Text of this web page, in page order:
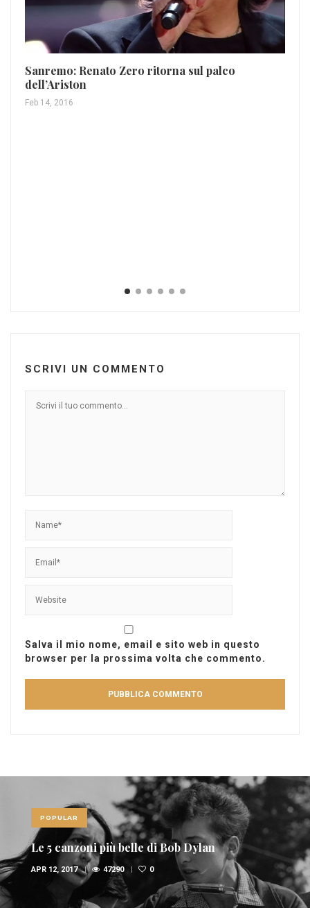
Sanremo: Renato Zero ritorna sul palco
dell’Ariston
Feb 14, 2016
SCRIVI UN COMMENTO
Salva il mio nome, email e sito web in questo
browser per la prossima volta che commento.
POPULAR
Le 10 canzoni più sexy di sempre
FEB 6, 2017 36947 1